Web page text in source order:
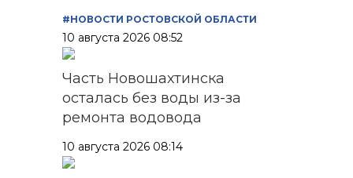
#НОВОСТИ РОСТОВСКОЙ ОБЛАСТИ
10 августа 2026 08:52
Часть Новошахтинска
осталась без воды из-за
ремонта водовода
10 августа 2026 08:14